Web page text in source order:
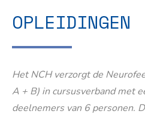
OPLEIDINGEN
Het NCH verzorgt de
A + B) in cursusverband met
deelnemers van 6 personen.